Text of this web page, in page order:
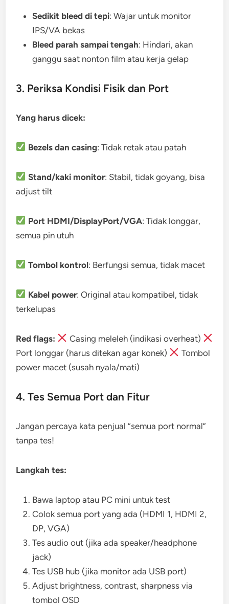
Sedikit bleed di tepi: Wajar untuk monitor
IPS/VA bekas
Bleed parah sampai tengah: Hindari, akan
ganggu saat nonton film atau kerja gelap
3. Periksa Kondisi Fisik dan Port
Yang harus dicek:
Bezels dan casing: Tidak retak atau patah
Stand/kaki monitor: Stabil, tidak goyang, bisa
adjust tilt
Port HDMI/DisplayPort/VGA: Tidak longgar,
semua pin utuh
Tombol kontrol: Berfungsi semua, tidak macet
Kabel power: Original atau kompatibel, tidak
terkelupas
Red flags:
Casing meleleh (indikasi overheat)
Port longgar (harus ditekan agar konek)
Tombol
power macet (susah nyala/mati)
4. Tes Semua Port dan Fitur
Jangan percaya kata penjual “semua port normal”
tanpa tes!
Langkah tes:
Bawa laptop atau PC mini untuk test
Colok semua port yang ada (HDMI 1, HDMI 2,
DP, VGA)
Tes audio out (jika ada speaker/headphone
jack)
Tes USB hub (jika monitor ada USB port)
Adjust brightness, contrast, sharpness via
tombol OSD